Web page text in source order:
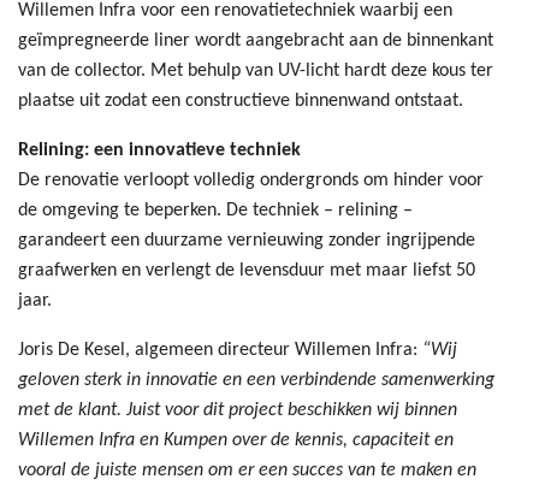
Willemen Infra voor een renovatietechniek waarbij een
geïmpregneerde liner wordt aangebracht aan de binnenkant
van de collector. Met behulp van UV-licht hardt deze kous ter
plaatse uit zodat een constructieve binnenwand ontstaat.
Relining: een innovatieve techniek
​De renovatie verloopt volledig ondergronds om hinder voor
de omgeving te beperken. De techniek – relining –
garandeert een duurzame vernieuwing zonder ingrijpende
graafwerken en verlengt de levensduur met maar liefst 50
jaar.
Joris De Kesel, algemeen directeur Willemen Infra: “Wij
geloven sterk in innovatie en een verbindende samenwerking
met de klant. Juist voor dit project beschikken wij binnen
Willemen Infra en Kumpen over de kennis, capaciteit en
vooral de juiste mensen om er een succes van te maken en